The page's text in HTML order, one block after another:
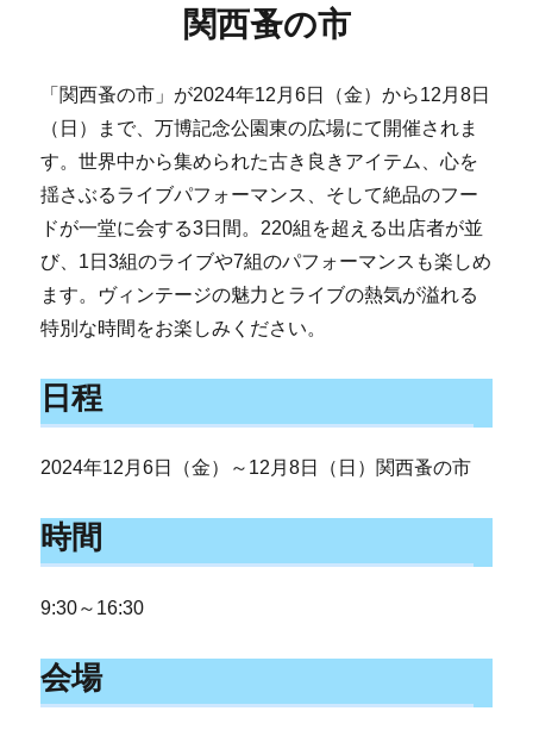
関西蚤の市
「関西蚤の市」が2024年12月6日（金）から12月8日
（日）まで、万博記念公園東の広場にて開催されま
す。世界中から集められた古き良きアイテム、心を
揺さぶるライブパフォーマンス、そして絶品のフー
ドが一堂に会する3日間。220組を超える出店者が並
び、1日3組のライブや7組のパフォーマンスも楽しめ
ます。ヴィンテージの魅力とライブの熱気が溢れる
特別な時間をお楽しみください。
日程
2024年12月6日（金）～12月8日（日）関西蚤の市
時間
9:30～16:30
会場